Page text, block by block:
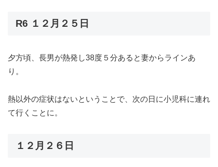
R6 １２月２５日
夕方頃、長男が熱発し38度５分あると妻からラインあ
り。
熱以外の症状はないということで、次の日に小児科に連れ
て行くことに。
１２月２６日